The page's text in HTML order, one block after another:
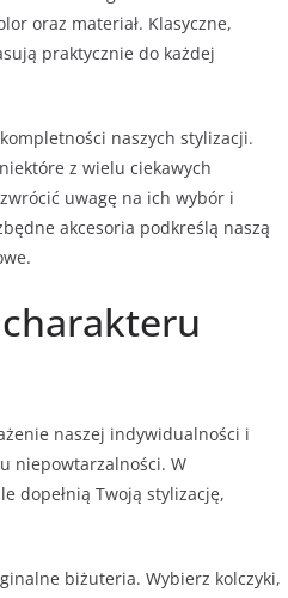
oraz materiał. Klasyczne,
praktycznie do każdej
naszych stylizacji.
z wielu ciekawych
uwagę na ich wybór i
akcesoria podkreślą naszą
naszej indywidualności i
niepowtarzalności. W
dopełnią Twoją stylizację,
biżuteria. Wybierz kolczyki,